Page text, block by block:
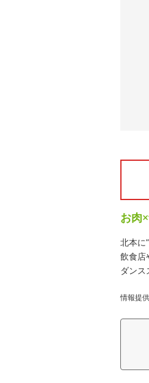
お肉
北本に
飲食店
ダン
情報提